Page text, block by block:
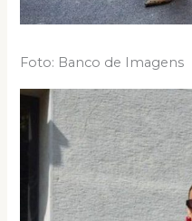
Foto: Banco de Imagens